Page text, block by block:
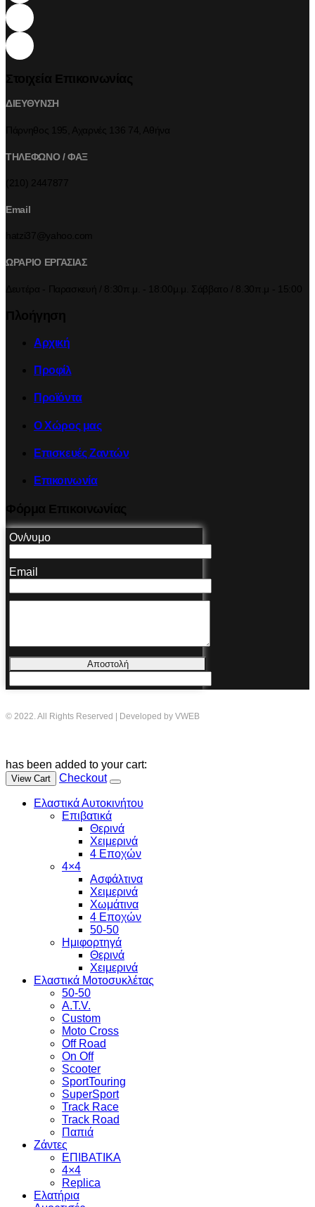
ΔΙΕΥΘΥΝΣΗ
ΤΗΛΕΦΩΝΟ / ΦΑΞ
Email
ΩΡΑΡΙΟ ΕΡΓΑΣΙΑΣ
Αρχική
Προφίλ
Προϊόντα
Ο Χώρος μας
Επισκευές Ζαντών
Επικοινωνία
Ον/νυμο
Email
Αποστολή
© 2022. All Rights Reserved | Developed by VWEB
has been added to your cart:
View Cart Checkout
Ελαστικά Αυτοκινήτου
Επιβατικά
Θερινά
Χειμερινά
4 Εποχών
4×4
Ασφάλτινα
Χειμερινά
Χωμάτινα
4 Εποχών
50-50
Ημιφορτηγά
Θερινά
Χειμερινά
Ελαστικά Μοτοσυκλέτας
50-50
A.T.V.
Custom
Moto Cross
Off Road
On Off
Scooter
SportTouring
SuperSport
Track Race
Track Road
Παπιά
Ζάντες
ΕΠΙΒΑΤΙΚΑ
4×4
Replica
Ελατήρια